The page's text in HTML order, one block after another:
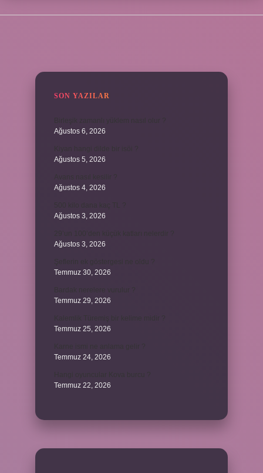
SON YAZILAR
Ağustos 6, 2026
Ağustos 5, 2026
Ağustos 4, 2026
Ağustos 3, 2026
Ağustos 3, 2026
Temmuz 30, 2026
Temmuz 29, 2026
Temmuz 25, 2026
Temmuz 24, 2026
Temmuz 22, 2026